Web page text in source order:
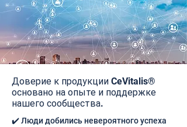
Доверие к продукции CeVitalis®
основано на опыте и поддержке
нашего сообщества.
✔️ Люди добились невероятного успеха